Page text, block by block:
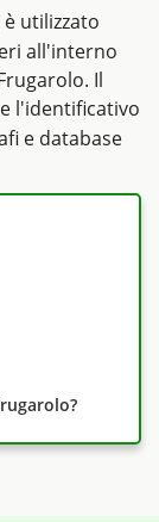
è utilizzato
all'interno
Il
l'identificativo
e database